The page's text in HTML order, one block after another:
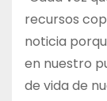
recursos
noticia
en nuestro
de vida de